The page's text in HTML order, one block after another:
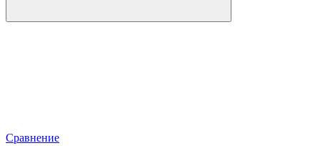
Сравнение